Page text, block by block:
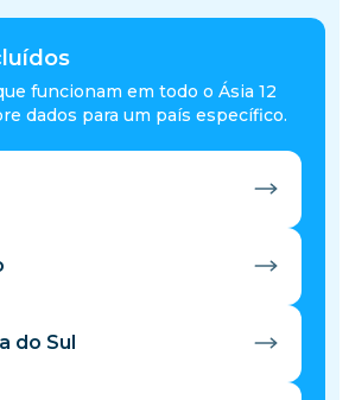
funcionam em todo o Ásia 12
dados para um país específico.
do Sul